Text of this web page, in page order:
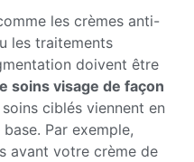
les crèmes anti-
les traitements
doivent être
soins visage de façon
soins ciblés viennent en
Par exemple,
avant votre crème de